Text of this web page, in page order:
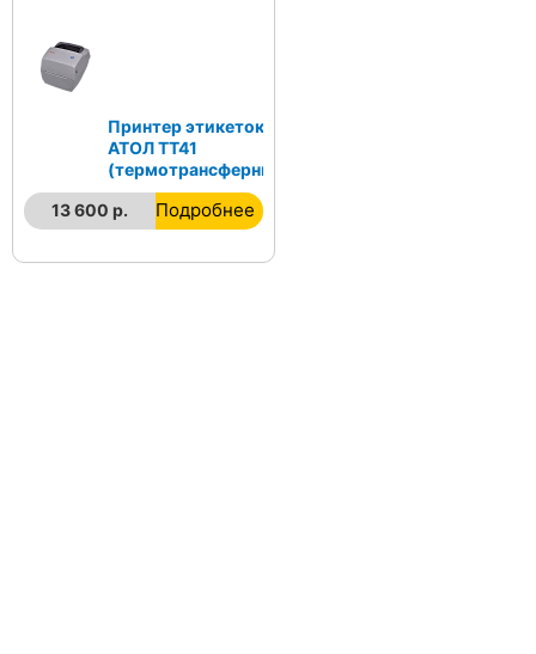
Принтер этикеток
АТОЛ ТТ41
(термотрансферный)
13 600 р.
Подробнее